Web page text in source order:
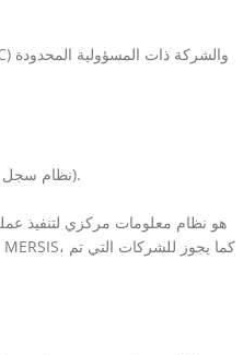
وفقًا للائحة السجل التجاري، يجب الوفاء بمعاملات السجل التجاري من خلال MERSIS (نظام سجل التسجيل المركزي).